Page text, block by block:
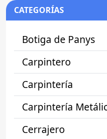
CATEGORÍAS
Botiga de Panys
Carpintero
Carpintería
Carpintería
Cerrajero